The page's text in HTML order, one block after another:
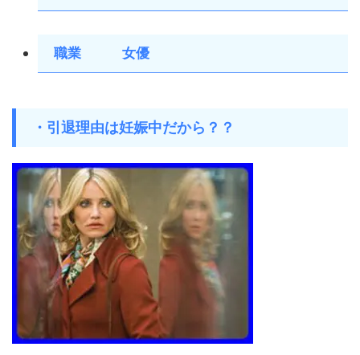
職業 女優
・引退理由は妊娠中だから？？